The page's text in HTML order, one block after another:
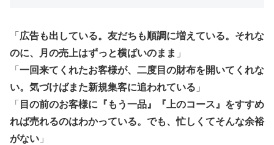
「 広告も出している。友だちも順調に増えている。それな
のに、月の売上はずっと横ばいのまま 」
「 一回来てくれたお客様が、二度目の財布を開いてくれな
い。気づけばまた新規集客に追われている 」
「 目の前のお客様に『もう一品』『上のコース』をすすめ
れば売れるのはわかっている。でも、忙しくてそんな余裕
がない 」